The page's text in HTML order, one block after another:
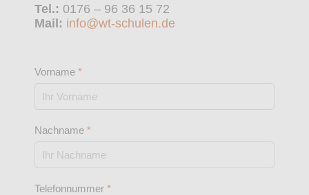
Tel.: 0176 – 96 36 15 72
Mail: info@wt-schulen.de
Vorname *
Nachname *
Telefonnummer *